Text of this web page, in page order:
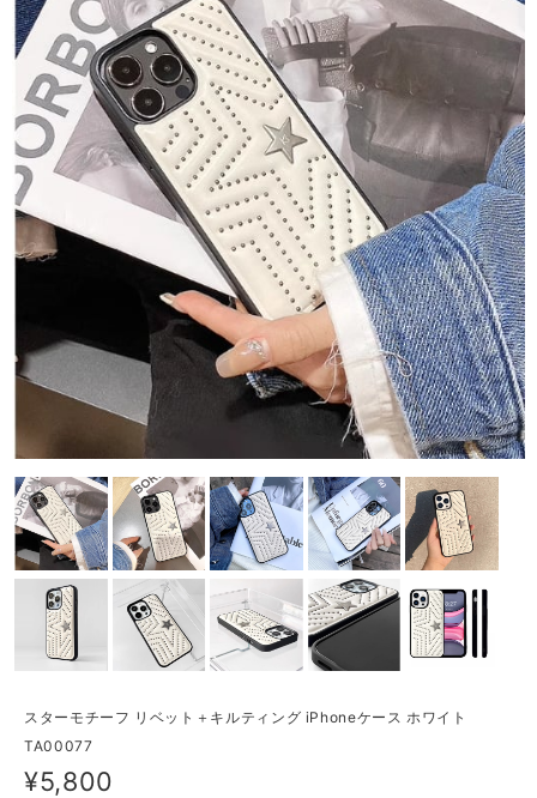
スターモチーフ リベット＋キルティング iPhoneケース ホワイト
TA00077
¥5,800